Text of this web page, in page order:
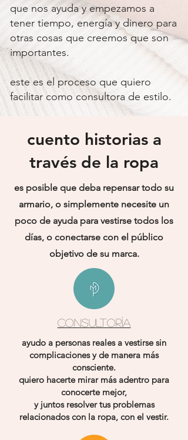
que nos ayuda y empezamos a
tener tiempo, energía y dinero para
otras cosas que creemos que son
importantes.
este es el proceso que quiero
facilitar como consultora de estilo.
cuento historias a
través de la ropa
es posible que deba repensar todo su
armario, o simplemente necesite un
poco de ayuda para vestirse todos los
días, o conectarse con el público
objetivo de su marca.
CONSULTORÍA
ayudo a personas reales a vestirse sin
complicaciones y de manera más
consciente.
quiero hacerte mirar más adentro para
conocerte mejor,
y juntos resolver tus problemas
relacionados con la ropa, con el vestir.